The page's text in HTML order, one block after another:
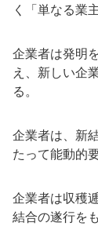
く「単なる業
企業者は発明
え、新しい企
る。
企業者は、新
たって能動的
企業者は収穫
結合の遂行を